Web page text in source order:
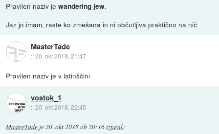
Pravilen naziv jewandering jew.
Jaz jo imam, raste ko zmešana in ni občutljiva praktično na nič
MasterTade
::20. okt 2018, 21:47
Pravilen naziv je v latinščini
vostok_1
::20. okt 2018, 22:45
MasterTade je20. okt 2018 ob 20:16izjavil: